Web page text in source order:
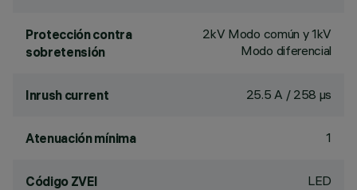
Protección contra
sobretensión
2kV Modo común y 1kV
Modo diferencial
Inrush current 25.5 A / 258 µs
Atenuación mínima 1
Código ZVEI LED